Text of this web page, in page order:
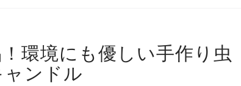
環境にも優しい手作り虫
ンドル